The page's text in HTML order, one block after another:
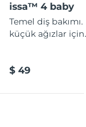
issa™ 4 baby
Temel diş
küçük ağızlar
$ 49